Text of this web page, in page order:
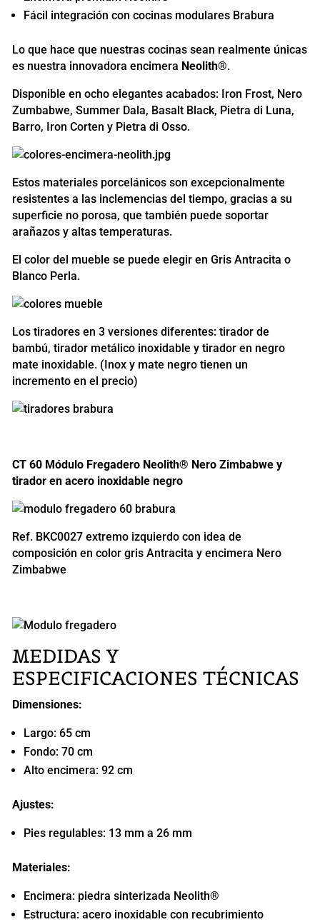
Fácil integración con cocinas modulares Brabura
Lo que hace que nuestras cocinas sean realmente únicas
es nuestra innovadora encimera Neolith®.
Disponible en ocho elegantes acabados: Iron Frost, Nero
Zumbabwe, Summer Dala, Basalt Black, Pietra di Luna,
Barro, Iron Corten y Pietra di Osso.
Estos materiales porcelánicos son excepcionalmente
resistentes a las inclemencias del tiempo, gracias a su
superficie no porosa, que también puede soportar
arañazos y altas temperaturas.
El color del mueble se puede elegir en Gris Antracita o
Blanco Perla.
Los tiradores en 3 versiones diferentes: tirador de
bambú, tirador metálico inoxidable y tirador en negro
mate inoxidable. (Inox y mate negro tienen un
incremento en el precio)
CT 60 Módulo Fregadero Neolith® Nero Zimbabwe y
tirador en acero inoxidable negro
Ref. BKC0027 extremo izquierdo con idea de
composición en color gris Antracita y encimera Nero
Zimbabwe
MEDIDAS Y
ESPECIFICACIONES TÉCNICAS
Dimensiones:
Largo: 65 cm
Fondo: 70 cm
Alto encimera: 92 cm
Ajustes:
Pies regulables: 13 mm a 26 mm
Materiales:
Encimera: piedra sinterizada Neolith®
Estructura: acero inoxidable con recubrimiento